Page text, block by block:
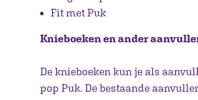
Fit met Puk
Knieboeken en ander
De knieboeken kun je als
pop Puk. De bestaande